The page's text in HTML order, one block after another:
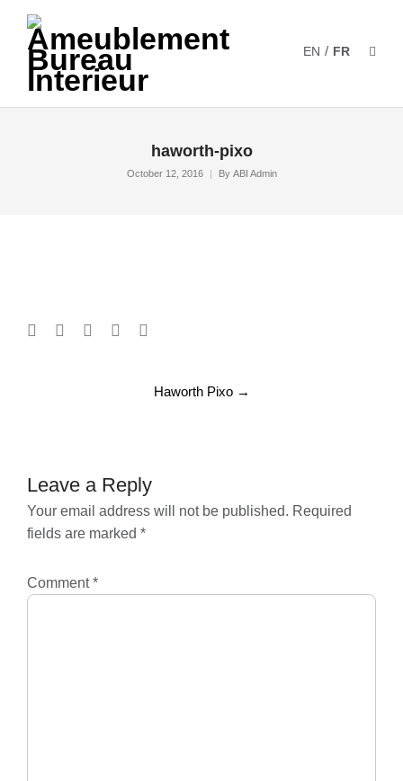
EN / FR
haworth-pixo
October 12, 2016 By ABI Admin
Haworth Pixo →
Leave a Reply
Your email address will not be published. Required
fields are marked *
Comment*